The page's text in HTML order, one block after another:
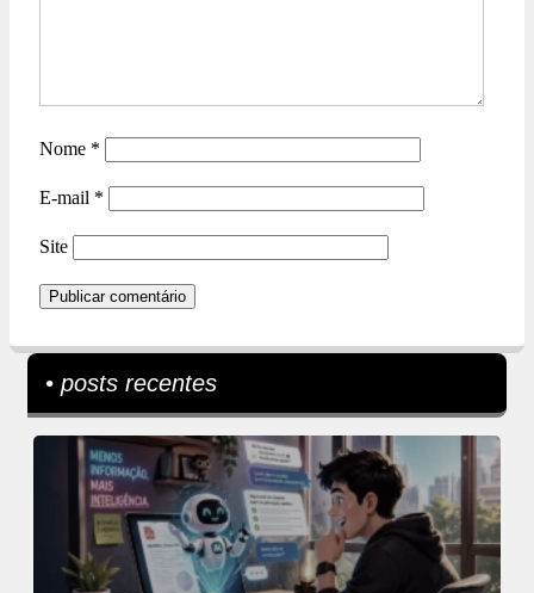
Nome *
E-mail *
Site
• posts recentes